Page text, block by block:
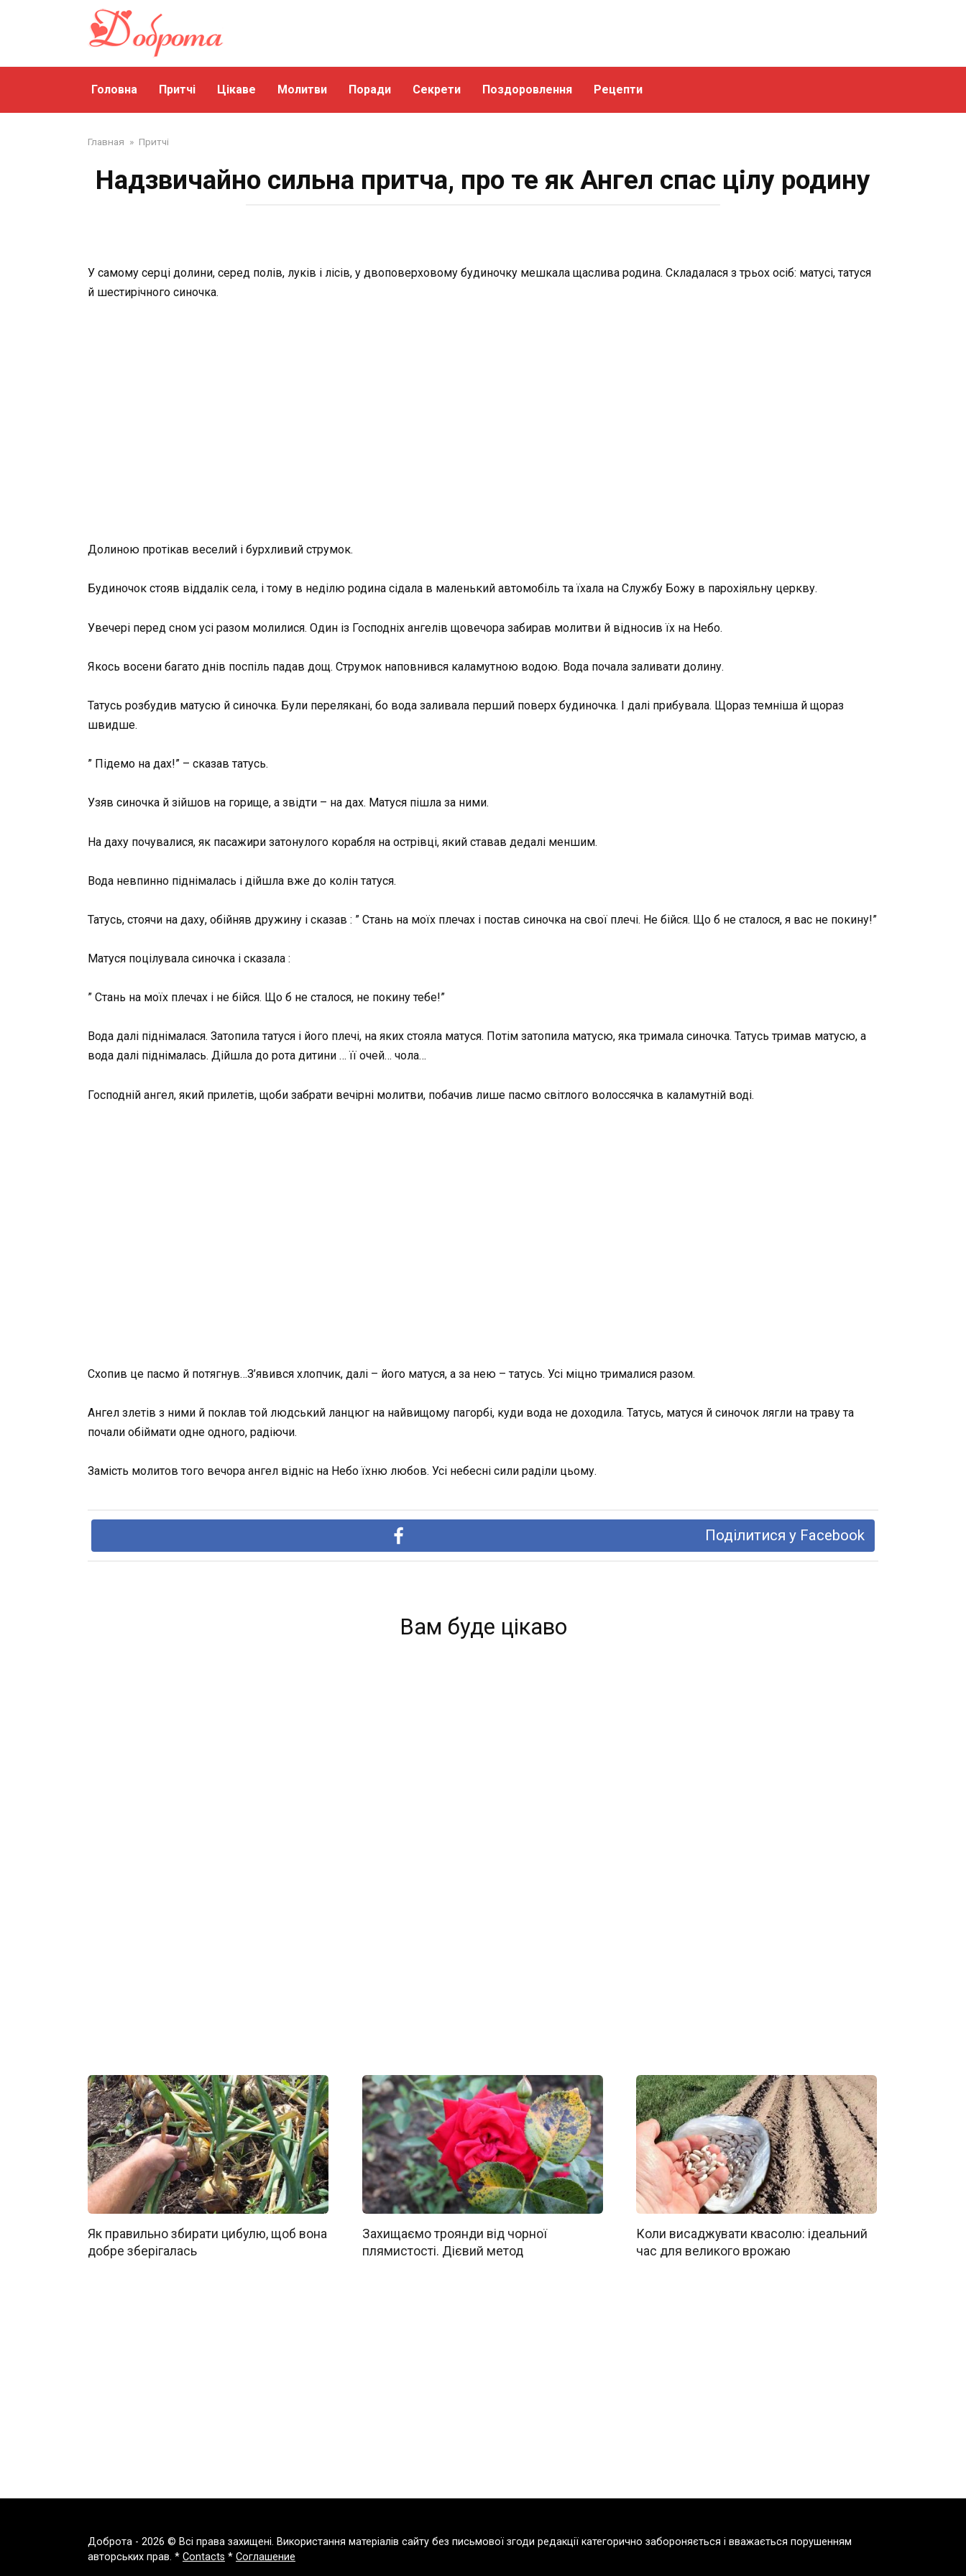
Головна Притчі Цікаве Молитви Поради Секрети Поздоровлення Рецепти
Главная » Притчі
Надзвичайно сильна притча, про те як Ангел спас цілу родину
У самому серці долини, серед полів, луків і лі­сів, у двоповерховому будиночку мешкала щас­лива родина. Складалася з трьох осіб: матусі, та­туся
й шестирічного синочка.
Долиною протікав веселий і бурхливий стру­мок.
Будиночок стояв віддалік села, і тому в неділю родина сідала в маленький автомобіль та їхала на Службу Божу в парохіяльну церкву.
Увечері перед сном усі разом молилися. Один із Господніх ангелів щовечора забирав молитви й відносив їх на Небо.
Якось восени багато днів поспіль падав дощ. Струмок наповнився каламутною водою. Вода почала заливати долину.
Татусь розбудив матусю й синочка. Були пе­релякані, бо вода заливала перший поверх буди­ночка. І далі прибувала. Щораз темніша й щораз
швидше.
” Підемо на дах!” – сказав татусь.
Узяв синоч­ка й зійшов на горище, а звідти – на дах. Матуся пішла за ними.
На даху почувалися, як пасажири затонулого корабля на острівці, який ставав дедалі меншим.
Вода невпинно піднімалась і дійшла вже до колін татуся.
Татусь, стоячи на даху, обійняв дружину і ска­зав : ” Стань на моїх плечах і постав синочка на свої плечі. Не бійся. Що б не сталося, я вас не покину!”
Матуся поцілувала синочка і сказала :
” Стань на моїх плечах і не бійся. Що б не сталося, не по­кину тебе!”
Вода далі піднімалася. Затопила татуся і його плечі, на яких стояла матуся. Потім затопила ма­тусю, яка тримала синочка. Татусь тримав мату­сю, а
вода далі піднімалась. Дійшла до рота дити­ни … її очей… чола…
Господній ангел, який прилетів, щоби забрати вечірні молитви, побачив лише пасмо світлого волоссячка в каламутній воді.
Схопив це пасмо й потягнув…З’явився хлоп­чик, далі – його матуся, а за нею – татусь. Усі міцно трималися разом.
Ангел злетів з ними й поклав той людський ланцюг на найвищому пагорбі, куди вода не до­ходила. Татусь, матуся й синочок лягли на траву та
почали обіймати одне одного, радіючи.
Замість молитов того вечора ангел відніс на Небо їхню любов. Усі небесні сили раділи цьому.
Поділитися у Facebook
Вам буде цікаво
Як правильно збирати цибулю, щоб вона
добре зберігалась
Захищаємо троянди від чорної
плямистості. Дієвий метод
Коли висаджувати квасолю: ідеальний
час для великого врожаю
Доброта - 2026 © Всі права захищені. Використання матеріалів сайту без письмової згоди редакції категорично забороняється і вважається порушенням
авторських прав. * Contacts * Соглашение